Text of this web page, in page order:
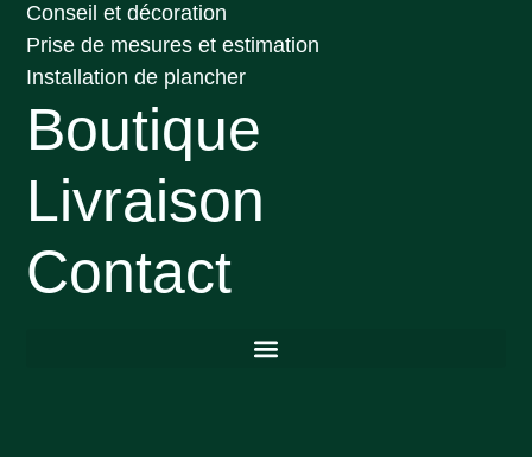
Conseil et décoration
Prise de mesures et estimation
Installation de plancher
Boutique
Livraison
Contact